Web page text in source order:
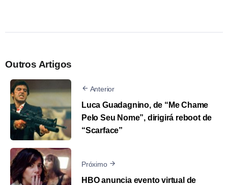
Outros Artigos
Anterior
Luca Guadagnino, de “Me Chame
Pelo Seu Nome”, dirigirá reboot de
“Scarface”
Próximo
HBO anuncia evento virtual de